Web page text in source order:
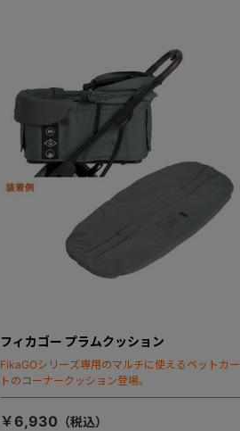
フィカゴー プラムクッション
FikaGOシリーズ専用のマルチに使えるペットカー
トのコーナークッション登場。
￥6,930